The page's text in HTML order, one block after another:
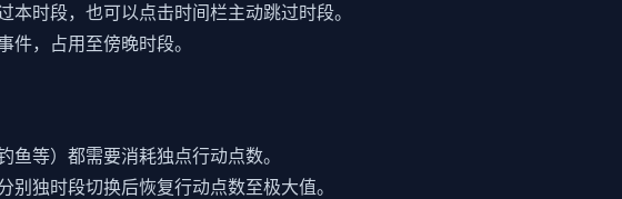
本时段，也可以点击时间栏主动跳过时段。
件，占用至傍晚时段。
鱼等）都需要消耗独点行动点数。
别独时段切换后恢复行动点数至极大值。